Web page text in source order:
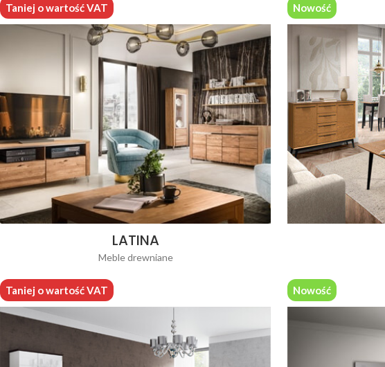
Taniej o wartość VAT
LATINA
Meble drewniane
Nowość
Taniej o wartość VAT Nowość